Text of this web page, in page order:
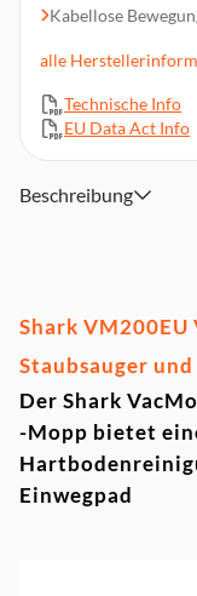
Kabellose
alle
Technische Info
EU Data Act Info
Beschreibung
Shark
Staubsauger
Der Shark
-Mopp bietet
Einwegpad